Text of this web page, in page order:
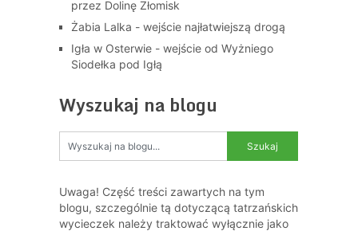
przez Dolinę Złomisk
Żabia Lalka - wejście najłatwiejszą drogą
Igła w Osterwie - wejście od Wyżniego
Siodełka pod Igłą
Wyszukaj na blogu
Uwaga! Część treści zawartych na tym
blogu, szczególnie tą dotyczącą tatrzańskich
wycieczek należy traktować wyłącznie jako